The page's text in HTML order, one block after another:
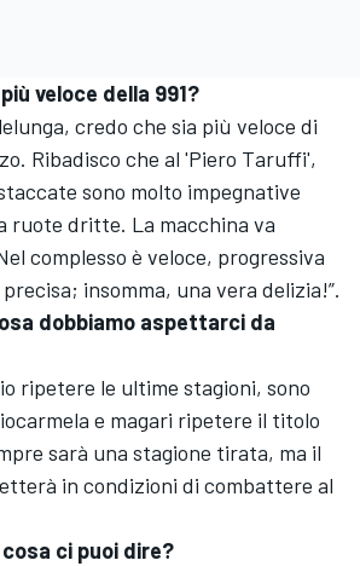
veloce della 991?
credo che sia più veloce di
Ribadisco che al 'Piero Taruffi',
sono molto impegnative
ruote dritte. La macchina va
complesso è veloce, progressiva
insomma, una vera delizia!”.
dobbiamo aspettarci da
ripetere le ultime stagioni, sono
e magari ripetere il titolo
sarà una stagione tirata, ma il
in condizioni di combattere al
ci puoi dire?